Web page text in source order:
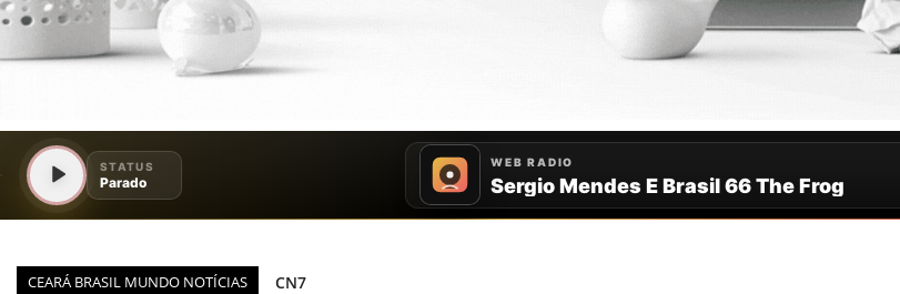
CEARÁ BRASIL MUNDO NOTÍCIAS
CN7